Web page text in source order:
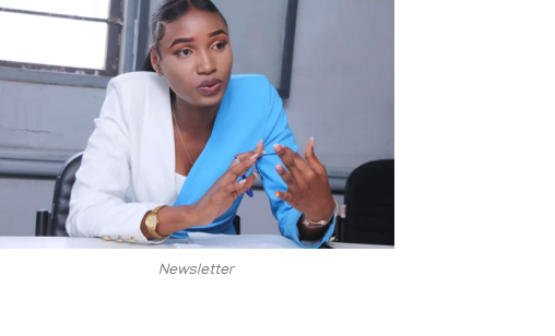
Newsletter